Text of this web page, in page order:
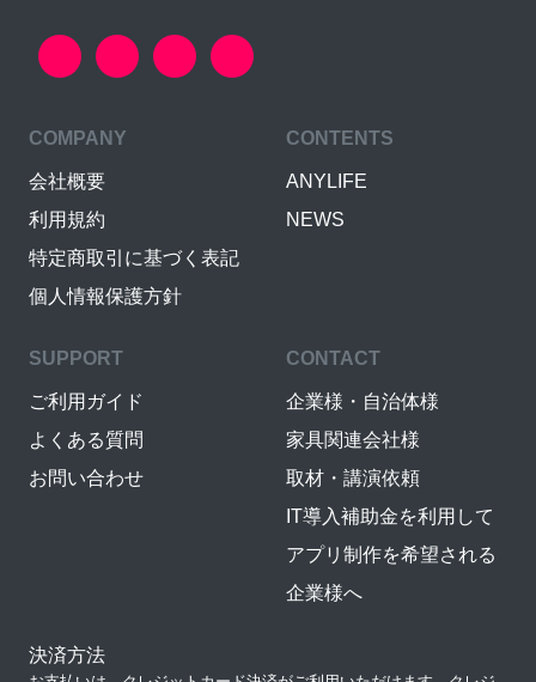
COMPANY
会社概要
利用規約
特定商取引に基づく表記
個人情報保護方針
CONTENTS
ANYLIFE
NEWS
SUPPORT
ご利用ガイド
よくある質問
お問い合わせ
CONTACT
企業様・自治体様
家具関連会社様
取材・講演依頼
IT導入補助金を利用して
アプリ制作を希望される
企業様へ
決済方法